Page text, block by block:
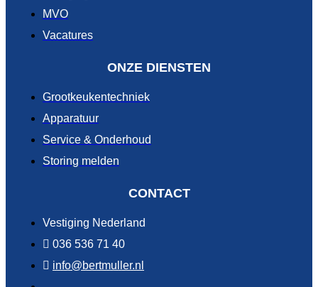
MVO
Vacatures
ONZE DIENSTEN
Grootkeukentechniek
Apparatuur
Service & Onderhoud
Storing melden
CONTACT
Vestiging Nederland
036 536 71 40
info@bertmuller.nl